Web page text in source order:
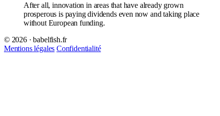
After all, innovation in areas that have already grown
prosperous is paying dividends even now and taking place
without European funding.
© 2026 · babelfish.fr
Mentions légales Confidentialité